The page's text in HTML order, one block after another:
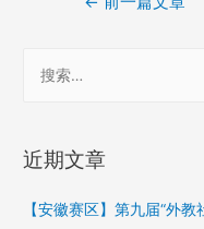
导
近期文章
【安徽赛区】第九届“外